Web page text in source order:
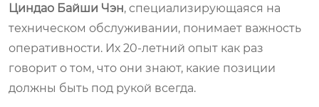
Циндао Байши Чэн, специализирующаяся на
техническом обслуживании, понимает важность
оперативности. Их 20-летний опыт как раз
говорит о том, что они знают, какие позиции
должны быть под рукой всегда.